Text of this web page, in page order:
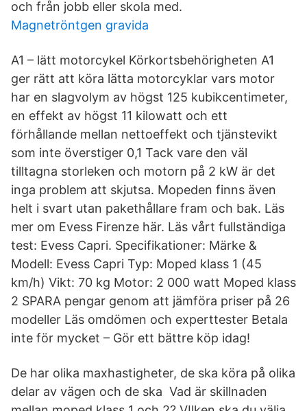
och från jobb eller skola med.
Magnetröntgen gravida
A1 – lätt motorcykel Körkortsbehörigheten A1
ger rätt att köra lätta motorcyklar vars motor
har en slagvolym av högst 125 kubikcentimeter,
en effekt av högst 11 kilowatt och ett
förhållande mellan nettoeffekt och tjänstevikt
som inte överstiger 0,1 Tack vare den väl
tilltagna storleken och motorn på 2 kW är det
inga problem att skjutsa. Mopeden finns även
helt i svart utan pakethållare fram och bak. Läs
mer om Evess Firenze här. Läs vårt fullständiga
test: Evess Capri. Specifikationer: Märke &
Modell: Evess Capri Typ: Moped klass 1 (45
km/h) Vikt: 70 kg Motor: 2 000 watt Moped klass
2 SPARA pengar genom att jämföra priser på 26
modeller Läs omdömen och experttester Betala
inte för mycket – Gör ett bättre köp idag!
De har olika maxhastigheter, de ska köra på olika
delar av vägen och de ska Vad är skillnaden